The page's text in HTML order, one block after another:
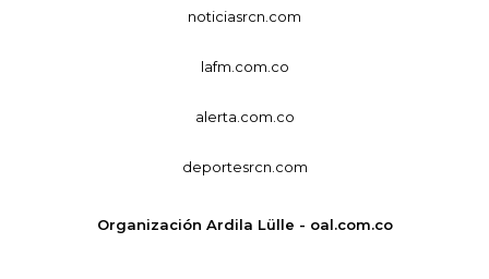
noticiasrcn.com
lafm.com.co
alerta.com.co
deportesrcn.com
Organización Ardila Lülle - oal.com.co